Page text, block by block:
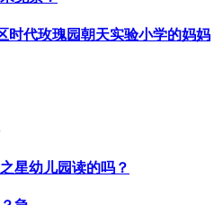
时代玫瑰园朝天实验小学的妈妈
星幼儿园读的吗？